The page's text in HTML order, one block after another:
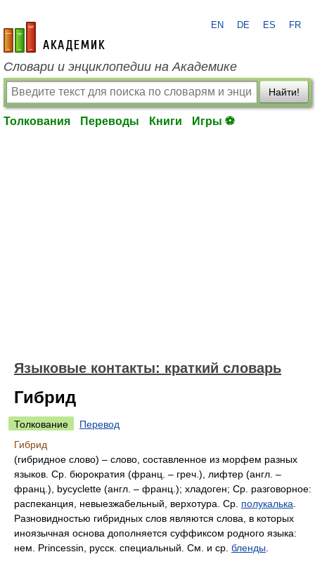
academic.ru
EN DE ES FR
Словари и энциклопедии на Академике
Найти!
Толкования Переводы Книги Игры ⚽
Языковые контакты: краткий словарь
Гибрид
Толкование
Перевод
Гибрид
(гибридное слово) – слово, составленное из морфем разных
языков. Ср. бюрократия (франц. – греч.), лифтер (англ. –
франц.), bycyclette (англ. – франц.); хладоген; Ср. разговорное:
распеканция, невыезжабельный, верхотура. Ср. полукалька
Разновидностью гибридных слов являются слова, в которых
иноязычная основа дополняется суффиксом родного языка:
нем. Princessin, русск. специальный. См. и ср. бленды